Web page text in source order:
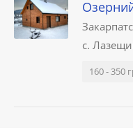
с.
160 - 350